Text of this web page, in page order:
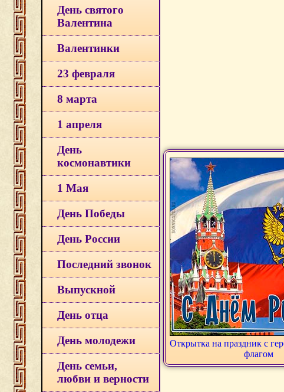
День святого
Валентина
Валентинки
23 февраля
8 марта
1 апреля
День
космонавтики
1 Мая
День Победы
День России
Последний звонок
Выпускной
День отца
День молодежи
День семьи,
любви и верности
Открытка на праздник с
флагом